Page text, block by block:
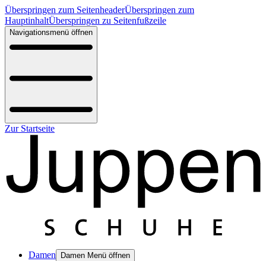
Überspringen zum SeitenheaderÜberspringen zum
HauptinhaltÜberspringen zu Seitenfußzeile
Navigationsmenü öffnen
Zur Startseite
Damen Damen Menü öffnen